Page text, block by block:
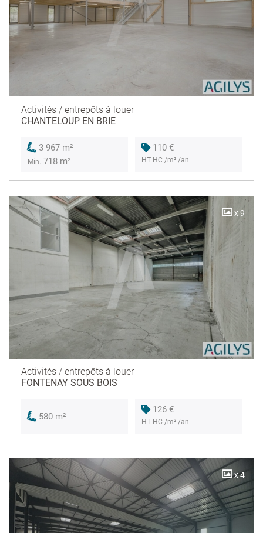
Activités / entrepôts à louer
CHANTELOUP EN BRIE
3 967 m²
Min. 718 m²
110 €
HT HC /m² /an
x 9
Activités / entrepôts à louer
FONTENAY SOUS BOIS
580 m²
126 €
HT HC /m² /an
x 4